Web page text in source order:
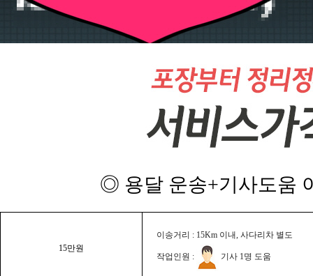
◎ 용달 운송+기사도움
15만원
이송거리 : 15Km 이내, 사다리차 별도
작업인원 : 기사 1명 도움